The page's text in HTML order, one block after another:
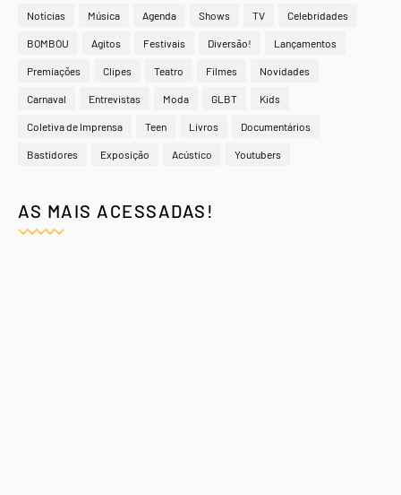
Notícias Música Agenda Shows TV Celebridades
BOMBOU Agitos Festivais Diversão! Lançamentos
Premiações Clipes Teatro Filmes Novidades
Carnaval Entrevistas Moda GLBT Kids
Coletiva de Imprensa Teen Livros Documentários
Bastidores Exposição Acústico Youtubers
AS MAIS ACESSADAS!